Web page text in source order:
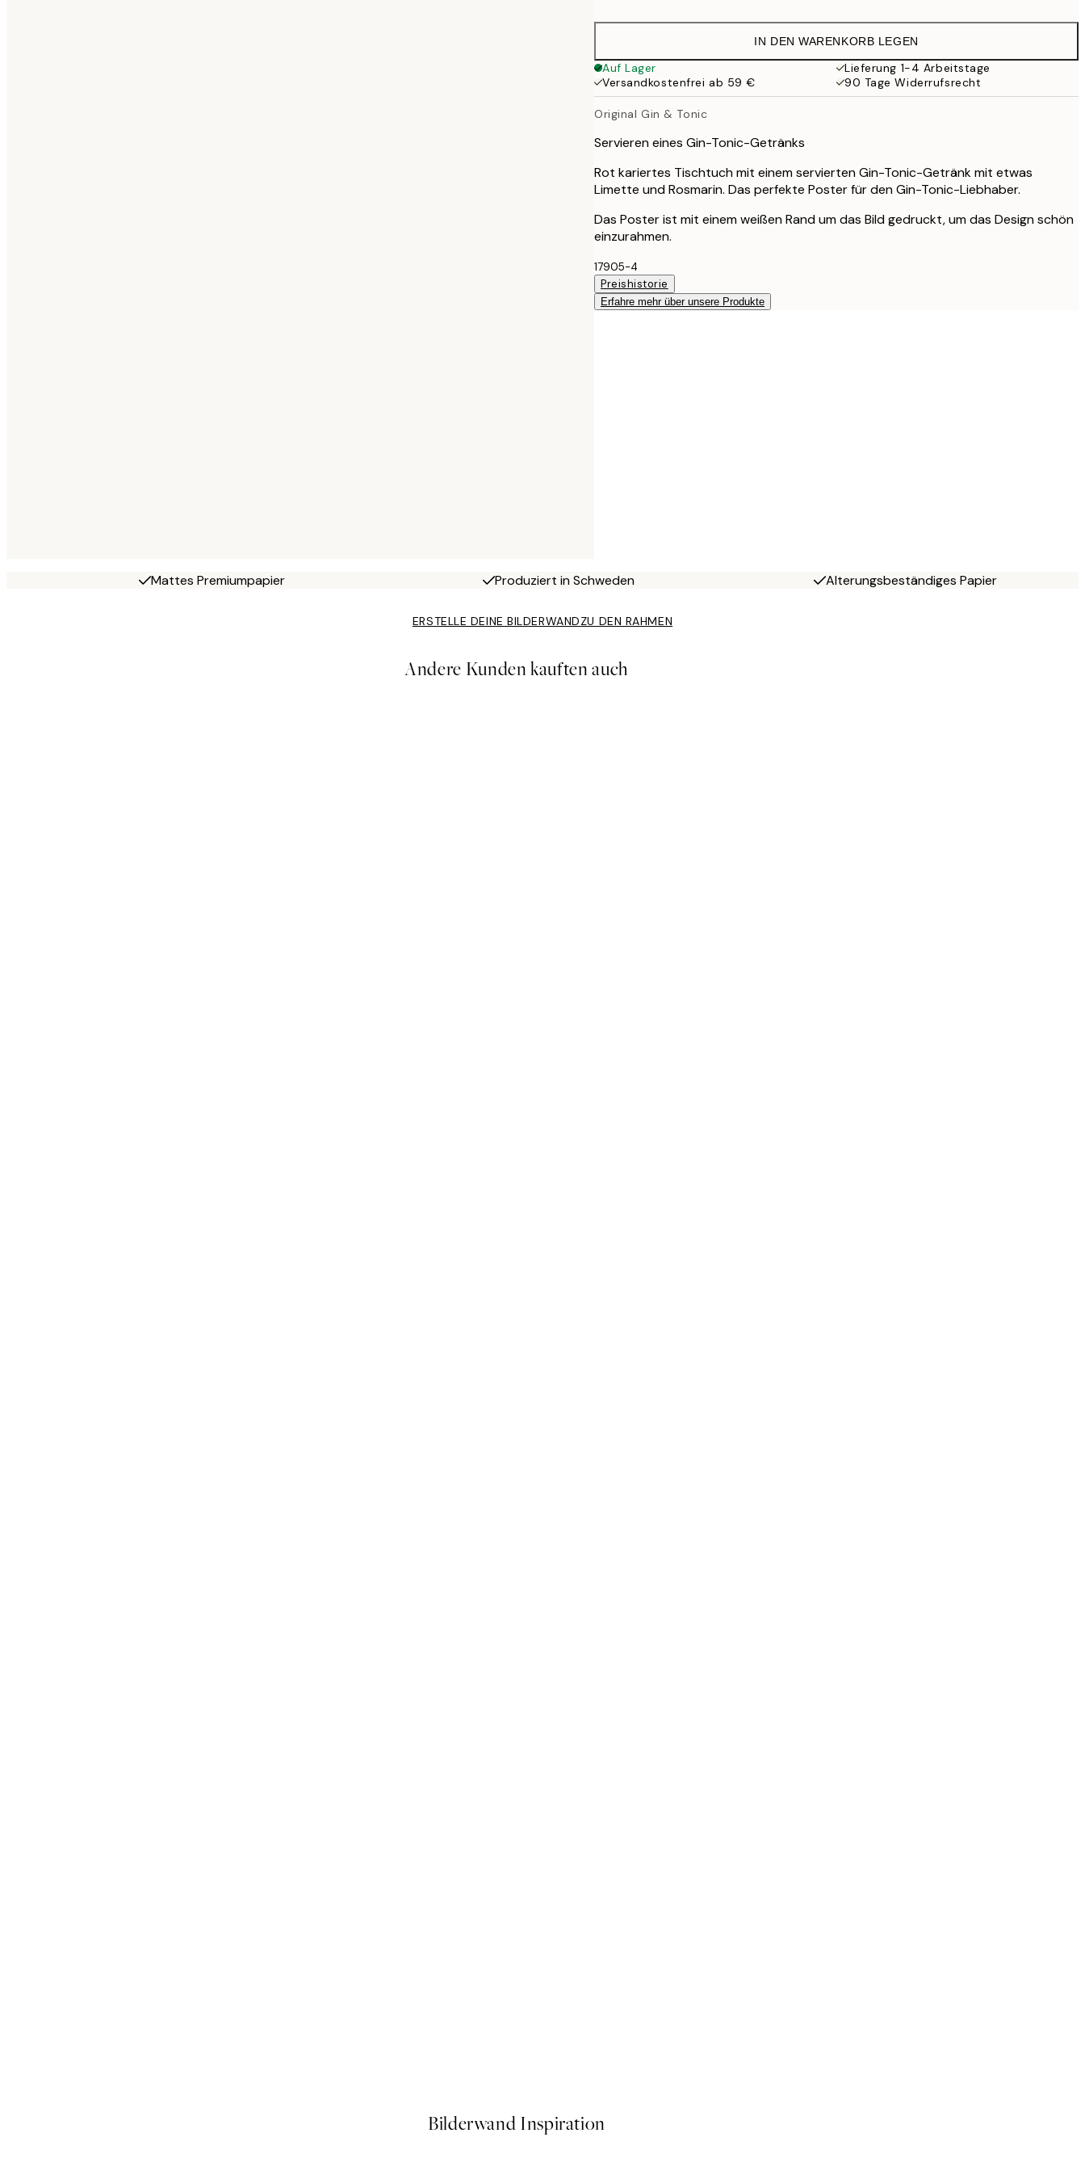
21,95 €
35,95 €
IN DEN WARENKORB LEGEN
Auf Lager
Lieferung 1-4 Arbeitstage
Versandkostenfrei ab 59 €
90 Tage Widerrufsrecht
Original Gin & Tonic
Servieren eines Gin-Tonic-Getränks
Rot kariertes Tischtuch mit einem servierten Gin-Tonic-Getränk mit etwas
Limette und Rosmarin. Das perfekte Poster für den Gin-Tonic-Liebhaber.
Das Poster ist mit einem weißen Rand um das Bild gedruckt, um das Design schön
einzurahmen.
17905-4
Preishistorie
Erfahre mehr über unsere Produkte
Mattes Premiumpapier Produziert in Schweden Alterungsbeständiges Papier
ERSTELLE DEINE BILDERWANDZU DEN RAHMEN
Andere Kunden kauften auch
Bilderwand Inspiration